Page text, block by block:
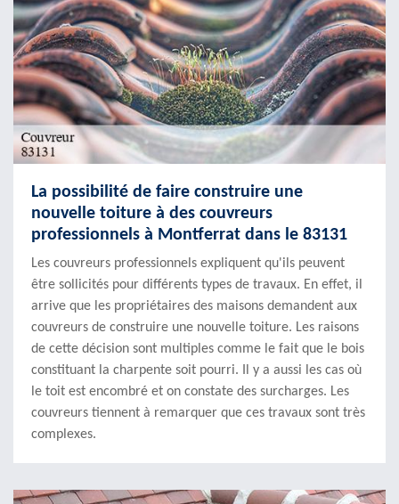
La possibilité de faire construire une
nouvelle toiture à des couvreurs
professionnels à Montferrat dans le 83131
Les couvreurs professionnels expliquent qu'ils peuvent
être sollicités pour différents types de travaux. En effet, il
arrive que les propriétaires des maisons demandent aux
couvreurs de construire une nouvelle toiture. Les raisons
de cette décision sont multiples comme le fait que le bois
constituant la charpente soit pourri. Il y a aussi les cas où
le toit est encombré et on constate des surcharges. Les
couvreurs tiennent à remarquer que ces travaux sont très
complexes.